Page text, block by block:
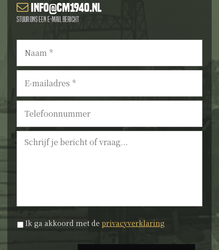
info@cm1940.nl
Stuur ons een e-mail bericht
mailadres *
Privacyverklaring *
Ik ga akkoord met de privacyverklaring